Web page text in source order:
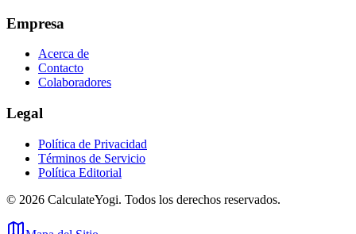
Empresa
Acerca de
Contacto
Colaboradores
Legal
Política de Privacidad
Términos de Servicio
Política Editorial
© 2026 CalculateYogi. Todos los derechos reservados.